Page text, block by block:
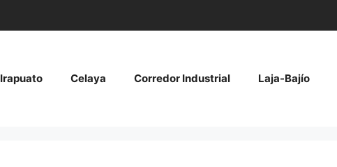
Irapuato Celaya Corredor Industrial Laja-Bajío